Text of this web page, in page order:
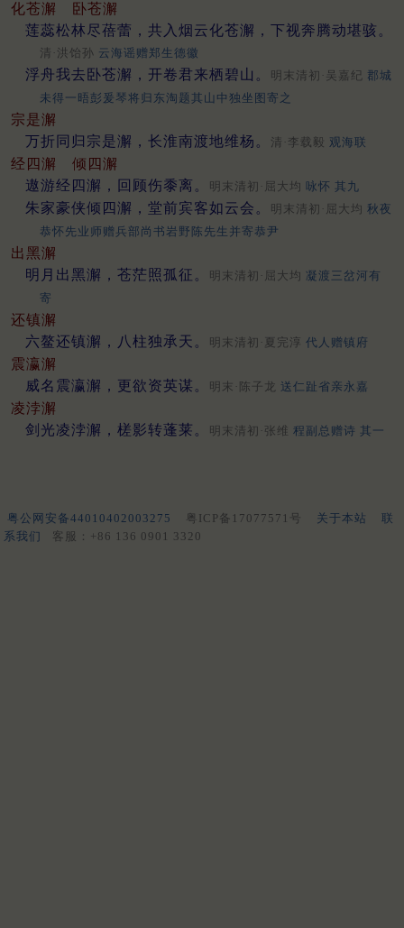
化苍澥
卧苍澥
莲蕊松林尽蓓蕾，共入烟云化苍澥，下视奔腾动堪骇。
清·洪饴孙 云海谣赠郑生德徽
浮舟我去卧苍澥，开卷君来栖碧山。 明末清初·吴嘉纪 郡城
未得一晤彭爰琴将归东淘题其山中独坐图寄之
宗是澥
万折同归宗是澥，长淮南渡地维杨。
清·李载毅 观海联
经四澥
倾四澥
遨游经四澥，回顾伤黍离。
明末清初·屈大均 咏怀 其九
朱家豪侠倾四澥，堂前宾客如云会。 明末清初·屈大均 秋夜
恭怀先业师赠兵部尚书岩野陈先生并寄恭尹
出黑澥
明月出黑澥，苍茫照孤征。
明末清初·屈大均 凝渡三岔河有
寄
还镇澥
六鳌还镇澥，八柱独承天。
明末清初·夏完淳 代人赠镇府
震瀛澥
威名震瀛澥，更欲资英谋。
明末·陈子龙 送仁趾省亲永嘉
凌浡澥
剑光凌浡澥，槎影转蓬莱。
明末清初·张维 程副总赠诗 其一
粤公网安备44010402003275 粤ICP备17077571号 关于本站
联
系我们
客服：+86 136 0901 3320